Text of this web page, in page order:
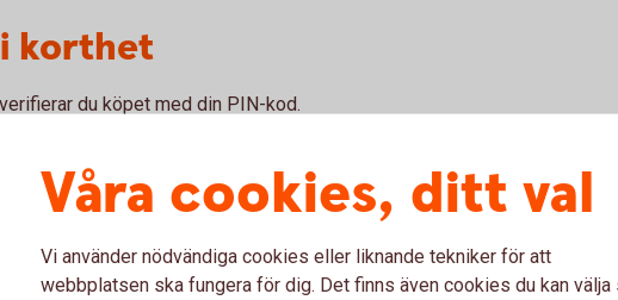
korthet
du köpet med din PIN-kod.
behöva verifiera köpet med Mobilt BankID.
så hittar du den i appen under Kort. Har du inte
kort.
betal- och kreditkort kan du logga in på
beställa en påminnelse till koden.
under ett kvitto och legitimerat dig, nekas och
betalningar (blipp) kommer fortsätta
Våra cookies, ditt val
Vi använder nödvändiga cookies eller liknande tekniker för att
webbplatsen ska fungera för dig. Det finns även cookies du kan välja